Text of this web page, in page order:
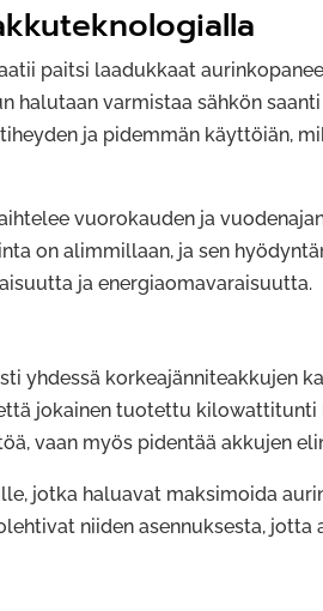
paitsi laadukkaat
halutaan varmistaa sähkön
ja pidemmän käyttöiän,
vuorokauden ja
on alimmillaan, ja sen
ja energiaomavaraisuutta.
yhdessä korkeajänniteakkujen
jokainen tuotettu kilowattitunti
vaan myös pidentää akkujen
jotka haluavat maksimoida
niiden asennuksesta, jotta